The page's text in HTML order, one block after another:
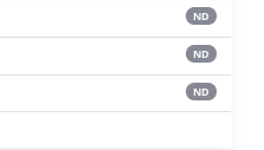
ND
ND
ND